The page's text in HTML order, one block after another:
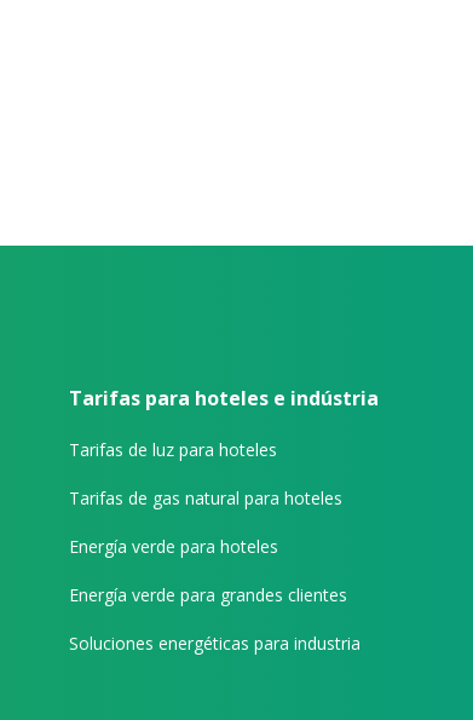
Tarifas para hoteles e indústria
Tarifas de luz para hoteles
Tarifas de gas natural para hoteles
Energía verde para hoteles
Energía verde para grandes clientes
Soluciones energéticas para industria